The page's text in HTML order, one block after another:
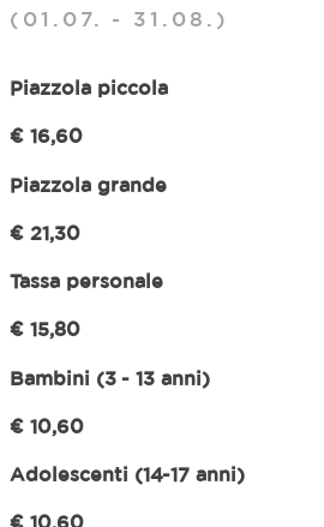
(01.07. - 31.08.)
Piazzola piccola
€ 16,60
Piazzola grande
€ 21,30
Tassa personale
€ 15,80
Bambini (3 - 13 anni)
€ 10,60
Adolescenti (14-17 anni)